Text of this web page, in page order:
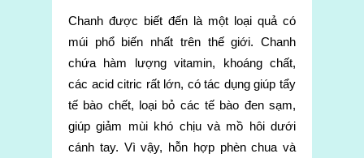
Chanh được biết đến là một loại quả có
múi phổ biến nhất trên thế giới. Chanh
chứa hàm lượng vitamin, khoáng chất,
các acid citric rất lớn, có tác dụng giúp tẩy
tế bào chết, loại bỏ các tế bào đen sạm,
giúp giảm mùi khó chịu và mồ hôi dưới
cánh tay. Vì vậy, hỗn hợp phèn chua và